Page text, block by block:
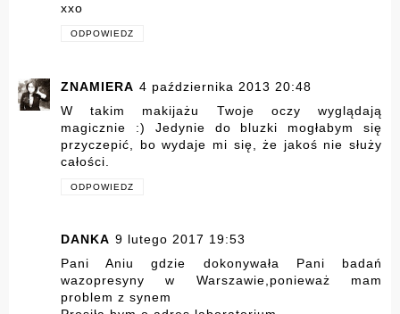
xxo
ODPOWIEDZ
ZNAMIERA 4 października 2013 20:48
W takim makijażu Twoje oczy wyglądają
magicznie :) Jedynie do bluzki mogłabym się
przyczepić, bo wydaje mi się, że jakoś nie służy
całości.
ODPOWIEDZ
DANKA 9 lutego 2017 19:53
Pani Aniu gdzie dokonywała Pani badań
wazopresyny w Warszawie,ponieważ mam
problem z synem